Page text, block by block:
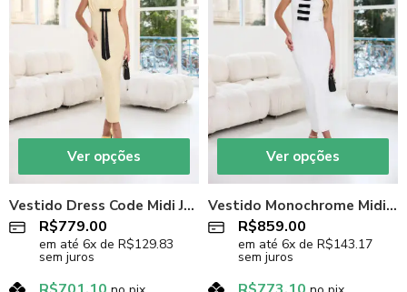
Ver opções
Vestido Dress Code Midi Justo em Malha Texturizada Amarelo Manteiga
R$779.00
em até 6x de R$129.83
sem juros
Ver opções
Vestido Monochrome Midi Tomara que Caia em Crepe Premium Off-White
R$859.00
em até 6x de R$143.17
sem juros